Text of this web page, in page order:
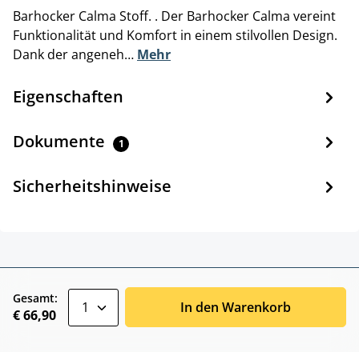
Barhocker Calma Stoff. . Der Barhocker Calma vereint
Funktionalität und Komfort in einem stilvollen Design.
Dank der angeneh… Mehr
Eigenschaften
Dokumente 1
Sicherheitshinweise
Gesamt:
€ 66,90 In den Warenkorb